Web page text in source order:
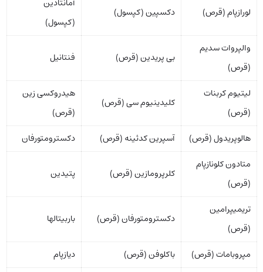
لورازپام (قرص) دکسپین (کپسول)
(کپسول)
والپروات سدیم
(قرص)
بی پریدین (قرص) فنتانیل
لیتیوم کربنات
(قرص)
کلیدینیوم سی (قرص)
هیدروکسی زین
(قرص)
هالوپریدول (قرص)
آسپرین کدئینه (قرص)
دکسترومتورفان
متادون کلونازپام
(قرص)
کلرپرومازین (قرص) پتیدین
تریمیپرامین
(قرص)
دکسترومتورفان (قرص) باربیتالها
مپروبامات (قرص) باکلوفن (قرص)
دیازپام